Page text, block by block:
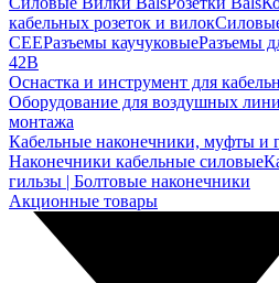
кабельных розеток и вилок
CEEРазъемы каучуковыеРазъемы
42В
Оснастка и инструмент для
Оборудование для воздушных
монтажа
Кабельные наконечники, муфты и
Наконечники кабельные силовые
гильзы | Болтовые наконечники
Акционные товары